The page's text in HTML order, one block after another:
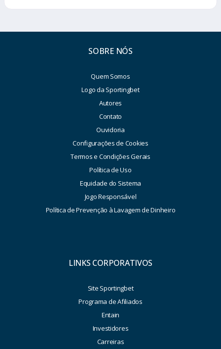
SOBRE NÓS
Quem Somos
Logo da Sportingbet
Autores
Contato
Ouvidoria
Configurações de Cookies
Termos e Condições Gerais
Política de Uso
Equidade do Sistema
Jogo Responsável
Política de Prevenção à Lavagem de Dinheiro
LINKS CORPORATIVOS
Site Sportingbet
Programa de Afiliados
Entain
Investidores
Carreiras